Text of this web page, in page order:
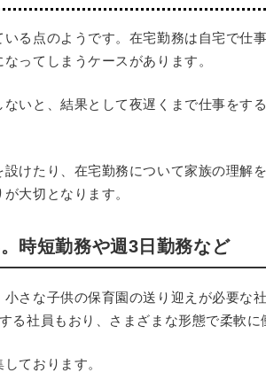
る点のようです。在宅勤務は自宅で仕
ってしまうケースがあります。
いと、結果として夜遅くまで仕事をす
けたり、在宅勤務について家族の理解
大切となります。
時短勤務や週3日勤務など
さな子供の保育園の送り迎えが必要な
る社員もおり、さまざまな形態で柔軟に
ております。